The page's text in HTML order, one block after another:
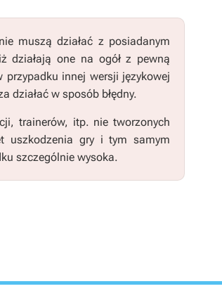
muszą działać z posiadanym
działają one na ogół z pewną
innej wersji językowej
działać w sposób błędny.
trainerów, itp. nie tworzonych
uszkodzenia gry i tym samym
szczególnie wysoka.